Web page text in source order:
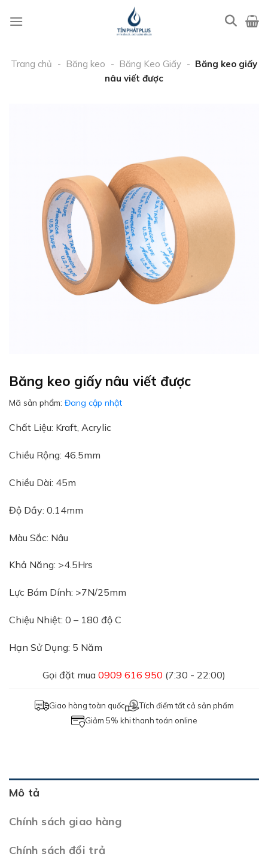
qua
Trang chủ - Băng keo - Băng Keo Giấy - Băng keo giấy
nâu viết được
Băng keo giấy nâu viết được
Mã sản phẩm: Đang cập nhật
Chất Liệu: Kraft, Acrylic
Chiều Rộng: 46.5mm
Chiều Dài: 45m
Độ Dầy: 0.14mm
Màu Sắc: Nâu
Khả Năng: >4.5Hrs
Lực Bám Dính: >7N/25mm
Chiệu Nhiệt: 0 – 180 độ C
Hạn Sử Dụng: 5 Năm
Gọi đặt mua 0909 616 950 (7:30 - 22:00)
Giao hàng toàn quốc
Tích điểm tất cả sản phẩm
Giảm 5% khi thanh toán online
Mô tả
Chính sách giao hàng
Chính sách đổi trả